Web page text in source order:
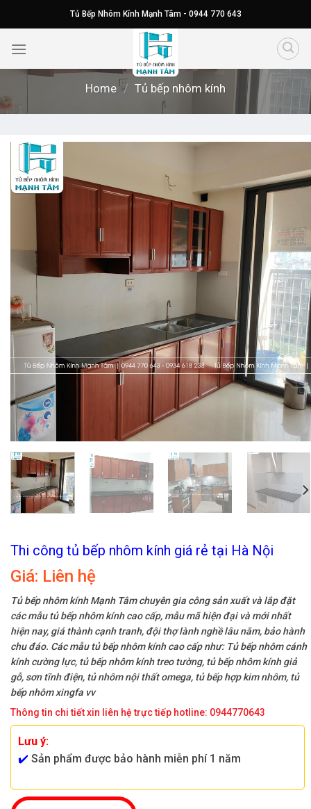
to
content
Tủ Bếp Nhôm Kính Mạnh Tâm - 0944 770 643
Home / Tủ bếp nhôm kính
Thi công tủ bếp nhôm kính giá rẻ tại Hà Nội
Giá: Liên hệ
Tủ bếp nhôm kính Mạnh Tâm chuyên gia công sản xuất và lắp đặt
các mẫu tủ bếp nhôm kính cao cấp, mẫu mã hiện đại và mới nhất
hiện nay, giá thành cạnh tranh, đội thợ lành nghề lâu năm, bảo hành
chu đáo. Các mẫu tủ bếp nhôm kính cao cấp như: Tủ bếp nhôm cánh
kính cường lực, tủ bếp nhôm kính treo tường, tủ bếp nhôm kính giả
gỗ, sơn tĩnh điện, tủ nhôm nội thất omega, tủ bếp hợp kim nhôm, tủ
bếp nhôm xingfa vv
Thông tin chi tiết xin liên hệ trực tiếp hotline: 0944770643
Lưu ý:
✔️ Sản phẩm được bảo hành miễn phí 1 năm